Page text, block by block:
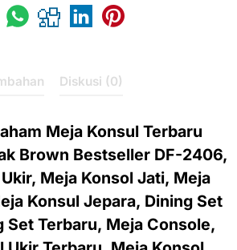
Diskusi (0)
Meja Konsul Terbaru
Brown Bestseller DF-2406,
Meja Konsol Jati, Meja
Konsul Jepara, Dining Set
Set Terbaru, Meja Console,